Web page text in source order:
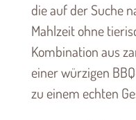
die auf der Suche
Mahlzeit ohne
Kombination aus
einer würzigen
zu einem echten